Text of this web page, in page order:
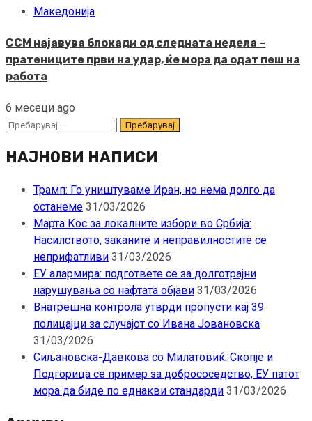
Македонија
ССМ најавува блокади од следната недела –
пратениците први на удар, ќе мора да одат пеш на
работа
6 месеци ago
Пребарувај
НАЈНОВИ НАПИСИ
Трамп: Го уништуваме Иран, но нема долго да
останеме 31/03/2026
Марта Кос за локалните избори во Србија:
Насилството, заканите и неправилностите се
неприфатливи 31/03/2026
ЕУ алармира: подгответе се за долготрајни
нарушувања со нафтата објави 31/03/2026
Внатрешна контрола утврди пропусти кај 39
полицајци за случајот со Ивана Јовановска
31/03/2026
Сиљановска-Давкова со Милатовиќ: Скопје и
Подгорица се пример за добрососедство, ЕУ патот
мора да биде по еднакви стандарди 31/03/2026